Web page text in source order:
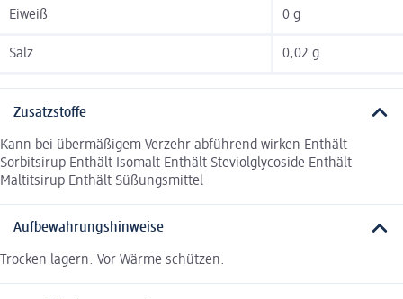
Eiweiß 0 g
Salz 0,02 g
Zusatzstoffe
Kann bei übermäßigem Verzehr abführend wirken Enthält
Sorbitsirup Enthält Isomalt Enthält Steviolglycoside Enthält
Maltitsirup Enthält Süßungsmittel
Aufbewahrungshinweise
Trocken lagern. Vor Wärme schützen.